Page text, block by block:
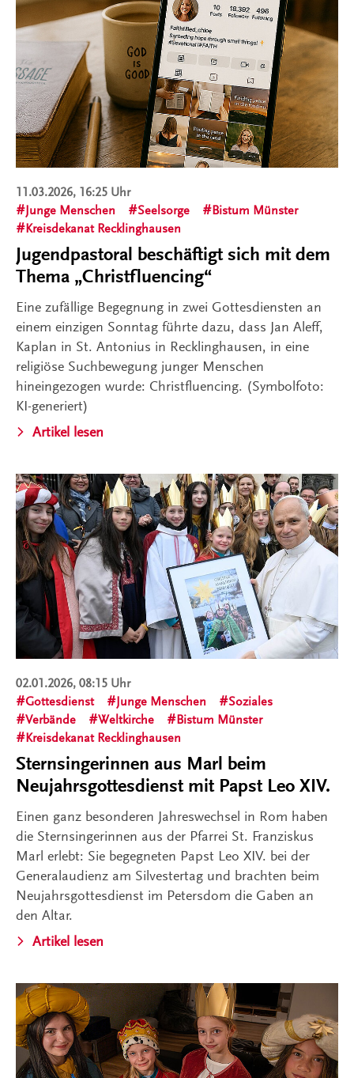
11.03.2026, 16:25 Uhr
Junge Menschen
Seelsorge
Bistum Münster
Kreisdekanat Recklinghausen
Jugendpastoral beschäftigt sich mit dem
Thema „Christfluencing“
Eine zufällige Begegnung in zwei Gottesdiensten an
einem einzigen Sonntag führte dazu, dass Jan Aleff,
Kaplan in St. Antonius in Recklinghausen, in eine
religiöse Suchbewegung junger Menschen
hineingezogen wurde: Christfluencing. (Symbolfoto:
KI-generiert)
Artikel lesen
02.01.2026, 08:15 Uhr
Gottesdienst
Junge Menschen
Soziales
Verbände
Weltkirche
Bistum Münster
Kreisdekanat Recklinghausen
Sternsingerinnen aus Marl beim
Neujahrsgottesdienst mit Papst Leo XIV.
Einen ganz besonderen Jahreswechsel in Rom haben
die Sternsingerinnen aus der Pfarrei St. Franziskus
Marl erlebt: Sie begegneten Papst Leo XIV. bei der
Generalaudienz am Silvestertag und brachten beim
Neujahrsgottesdienst im Petersdom die Gaben an
den Altar.
Artikel lesen